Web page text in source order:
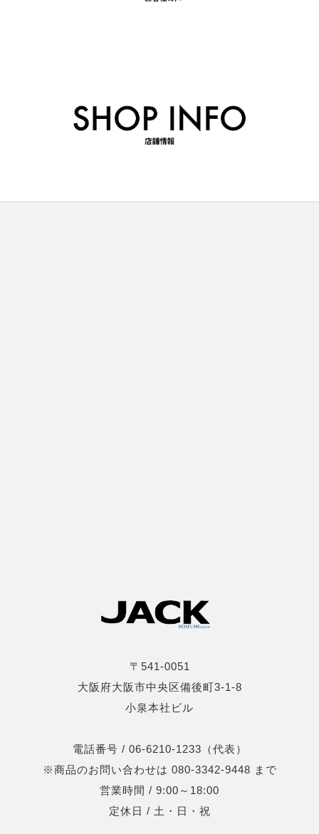
〒541-0051
大阪府大阪市中央区備後町3-1-8
小泉本社ビル
電話番号 / 06-6210-1233（代表）
※商品のお問い合わせは 080-3342-9448 まで
営業時間 / 9:00～18:00
定休日 / 土・日・祝